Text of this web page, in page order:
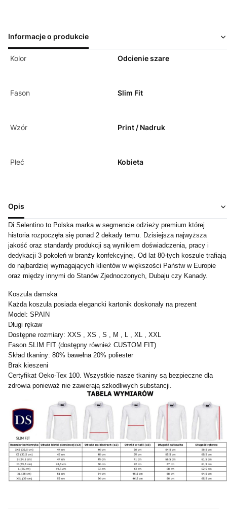
Informacje o produkcie
Kolor Odcienie szare
Fason Slim Fit
Wzór Print / Nadruk
Płeć Kobieta
Opis
Di Selentino to Polska marka w segmencie odzieży premium której
historia rozpoczęła się ponad 2 dekady temu. Dzisiejsza najwyższa
jakość oraz standardy produkcji są wynikiem doświadczenia, pracy i
dedykacji 3 pokoleń w branży konfekcyjnej. Od lat 80-tych koszule trafiają
do najbardziej wymagających klientów w większości Państw w Europie
oraz między innymi do Stanów Zjednoczonych, Dubaju czy Kanady.
Koszula damska
Każda koszula posiada elegancki kartonik doskonały na prezent
Model: SPAIN
Długi rękaw
Dostępne rozmiary: XXS , XS , S , M , L , XL , XXL
Fason SLIM FIT (dostępny również CUSTOM FIT)
Skład tkaniny: 80% bawełna 20% poliester
Brak kieszeni
Certyfikat Oeko-Tex 100. Wszystkie nasze tkaniny są bezpieczne dla
zdrowia ponieważ nie zawierają szkodliwych substancji.